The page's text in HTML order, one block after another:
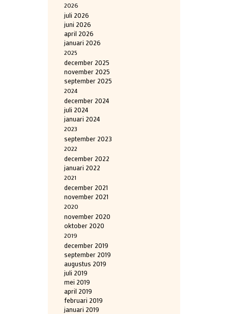
2026
juli 2026
juni 2026
april 2026
januari 2026
2025
december 2025
november 2025
september 2025
2024
december 2024
juli 2024
januari 2024
2023
september 2023
2022
december 2022
januari 2022
2021
december 2021
november 2021
2020
november 2020
oktober 2020
2019
december 2019
september 2019
augustus 2019
juli 2019
mei 2019
april 2019
februari 2019
januari 2019